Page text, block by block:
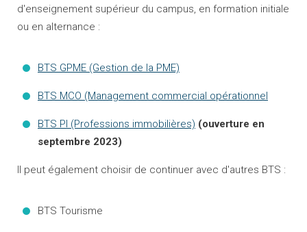
d'enseignement supérieur du campus, en formation initiale
ou en alternance :
BTS GPME (Gestion de la PME)
BTS MCO (Management commercial opérationnel
BTS PI (Professions immobilières) (ouverture en
septembre 2023)
Il peut également choisir de continuer avec d'autres BTS :
BTS Tourisme